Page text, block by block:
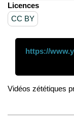
Licences
CC BY
https://
Vidéos zététiques